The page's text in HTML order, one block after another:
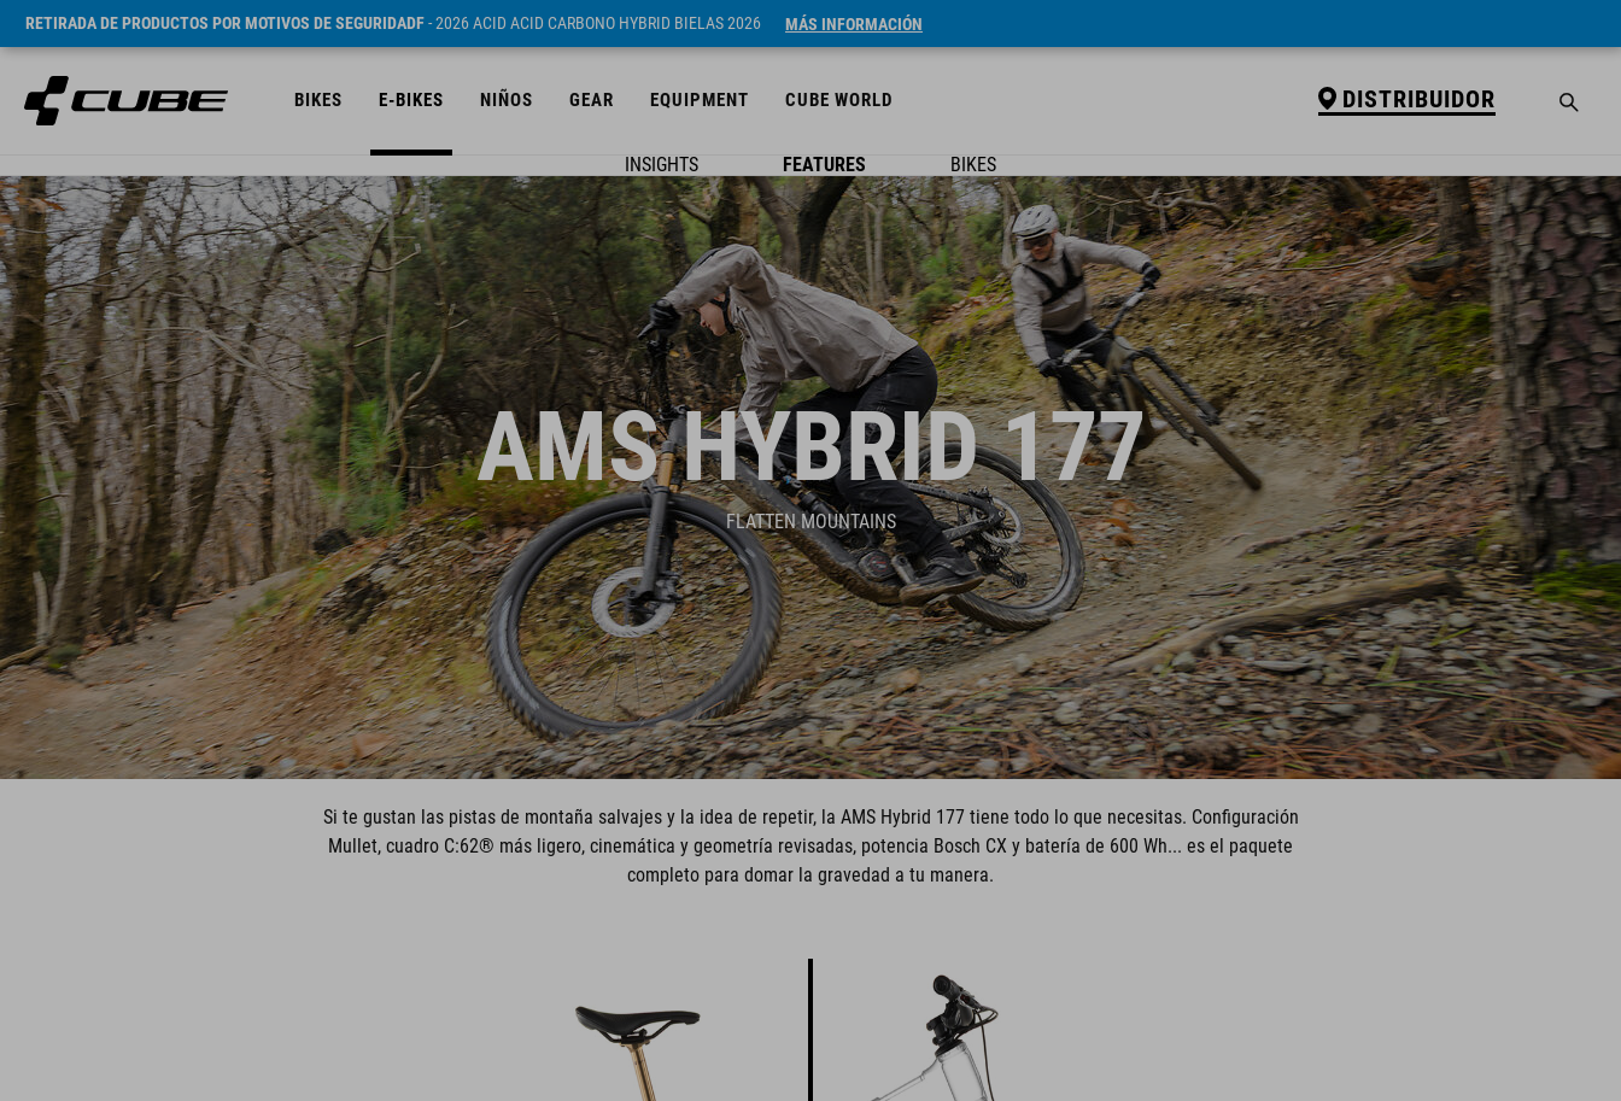
RETIRADA DE PRODUCTOS POR MOTIVOS DE SEGURIDADF- 2026 ACID ACID CARBONO HYBRID BIELAS 2026 MÁS INFORMACIÓN
BIKES E-BIKES NIÑOS GEAR EQUIPMENT CUBE WORLD DISTRIBUIDOR
INSIGHTS FEATURES BIKES
AMS HYBRID 177
FLATTEN MOUNTAINS
Si te gustan las pistas de montaña salvajes y la idea de repetir, la AMS Hybrid 177 tiene todo lo que necesitas. Configuración
Mullet, cuadro C:62® más ligero, cinemática y geometría revisadas, potencia Bosch CX y batería de 600 Wh... es el paquete
completo para domar la gravedad a tu manera.